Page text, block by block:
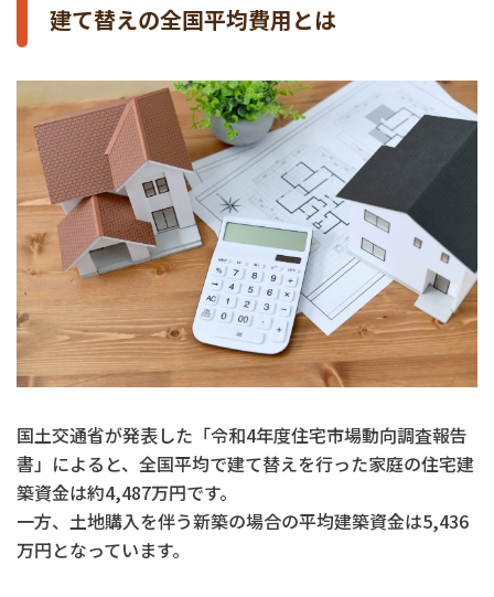
建て替えの全国平均費用とは
国土交通省が発表した「令和4年度住宅市場動向調査報告
書」によると、全国平均で建て替えを行った家庭の住宅建
築資金は約4,487万円です。
一方、土地購入を伴う新築の場合の平均建築資金は5,436
万円となっています。